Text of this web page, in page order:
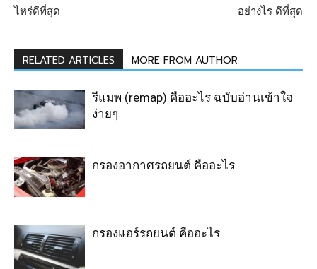
ไหร่ดีที่สุด
อย่างไร ดีที่สุด
RELATED ARTICLES MORE FROM AUTHOR
รีแมพ (remap) คืออะไร ฉบับอ่านเข้าใจ
ง่ายๆ
กรองอากาศรถยนต์ คืออะไร
กรองแอร์รถยนต์ คืออะไร